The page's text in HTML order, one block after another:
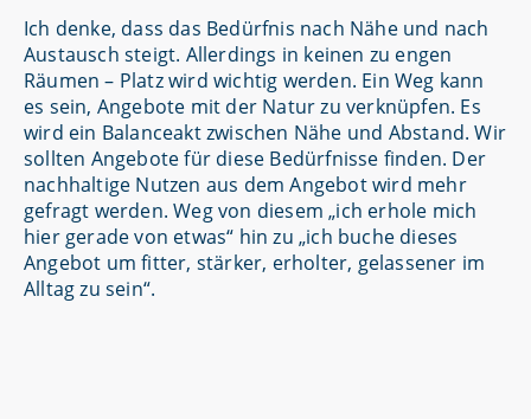
Ich denke, dass das Bedürfnis nach Nähe und nach
Austausch steigt. Allerdings in keinen zu engen
Räumen – Platz wird wichtig werden. Ein Weg kann
es sein, Angebote mit der Natur zu verknüpfen. Es
wird ein Balanceakt zwischen Nähe und Abstand. Wir
sollten Angebote für diese Bedürfnisse finden. Der
nachhaltige Nutzen aus dem Angebot wird mehr
gefragt werden. Weg von diesem „ich erhole mich
hier gerade von etwas“ hin zu „ich buche dieses
Angebot um fitter, stärker, erholter, gelassener im
Alltag zu sein“.